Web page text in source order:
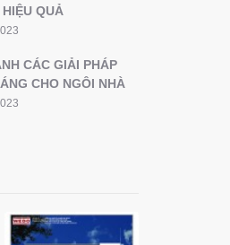
QUẢ
CÁC GIẢI PHÁP
CHO NGÔI NHÀ